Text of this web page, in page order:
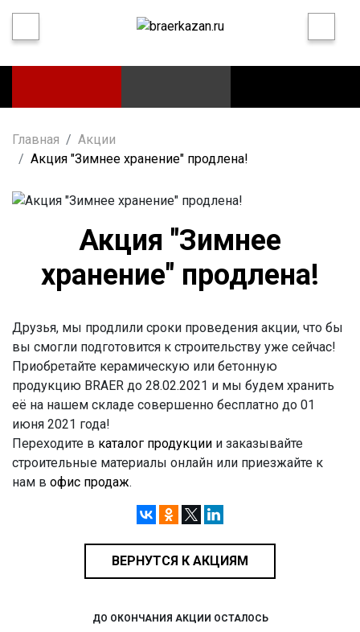
Главная
Акции
Акция "Зимнее хранение" продлена!
Акция "Зимнее
хранение" продлена!
Друзья, мы продлили сроки проведения акции, что бы
вы смогли подготовится к строительству уже сейчас!
Приобретайте керамическую или бетонную
продукцию BRAER до 28.02.2021 и мы будем хранить
её на нашем складе совершенно бесплатно до 01
июня 2021 года!
Переходите в каталог продукции и заказывайте
строительные материалы онлайн или приезжайте к
нам в офис продаж.
ВЕРНУТСЯ К АКЦИЯМ
ДО ОКОНЧАНИЯ АКЦИИ ОСТАЛОСЬ